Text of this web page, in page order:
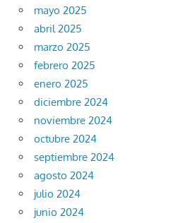
mayo 2025
abril 2025
marzo 2025
febrero 2025
enero 2025
diciembre 2024
noviembre 2024
octubre 2024
septiembre 2024
agosto 2024
julio 2024
junio 2024